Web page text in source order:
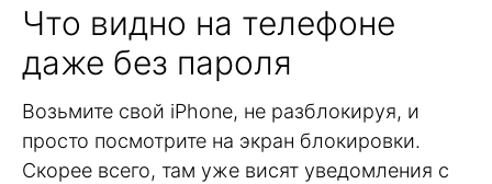
Что видно на телефоне
даже без пароля
Возьмите свой iPhone, не разблокируя, и
просто посмотрите на экран блокировки.
Скорее всего, там уже висят уведомления с